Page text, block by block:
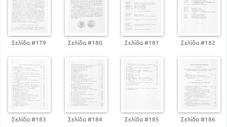
Σελίδα #179 Σελίδα #180 Σελίδα #181 Σελίδα #182
Σελίδα #183 Σελίδα #184 Σελίδα #185 Σελίδα #186